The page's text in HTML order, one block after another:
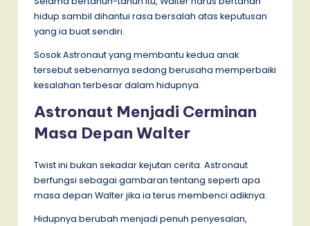
hidup sambil dihantui rasa bersalah atas keputusan
yang ia buat sendiri.
Sosok Astronaut yang membantu kedua anak
tersebut sebenarnya sedang berusaha memperbaiki
kesalahan terbesar dalam hidupnya.
Astronaut Menjadi Cerminan
Masa Depan Walter
Twist ini bukan sekadar kejutan cerita. Astronaut
berfungsi sebagai gambaran tentang seperti apa
masa depan Walter jika ia terus membenci adiknya.
Hidupnya berubah menjadi penuh penyesalan,